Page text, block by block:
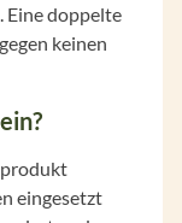
doppelte
keinen
eingesetzt